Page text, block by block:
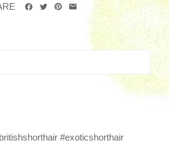
#exoticshorthair